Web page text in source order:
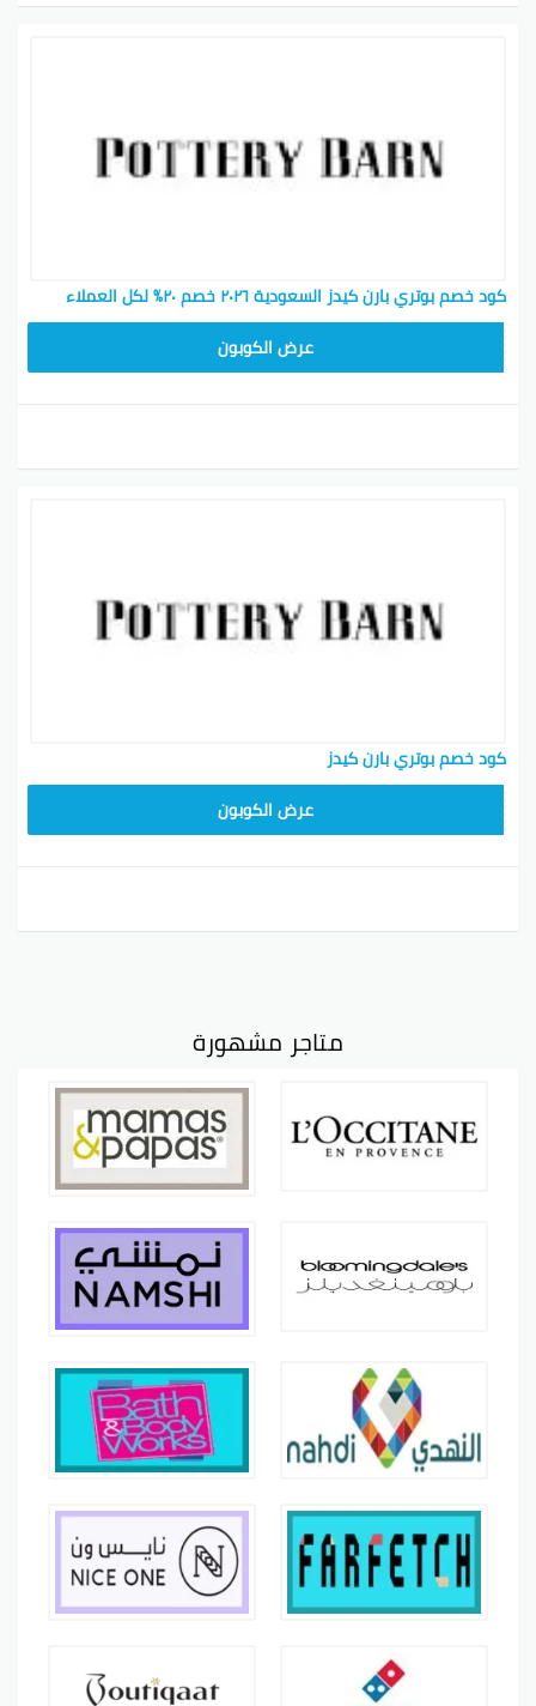
كود خصم بوتري بارن كيدز السعودية ٢٠٢٦ خصم ٢٠٪ لكل العملاء
عرض الكوبون
كود خصم بوتري بارن كيدز
عرض الكوبون
متاجر مشهورة